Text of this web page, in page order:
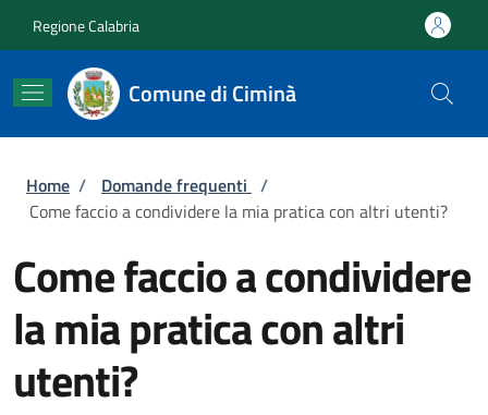
Regione Calabria
Comune di Ciminà
Briciole di pane
Home / Domande frequenti /
Come faccio a condividere la mia pratica con altri utenti?
Come faccio a condividere
la mia pratica con altri
utenti?